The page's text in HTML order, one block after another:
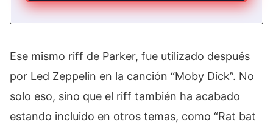
Ese mismo riff de Parker, fue utilizado después
por Led Zeppelin en la canción “Moby Dick”. No
solo eso, sino que el riff también ha acabado
estando incluido en otros temas, como “Rat bat